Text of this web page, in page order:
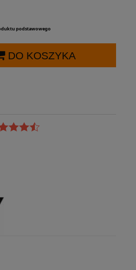
podstawowego
DO KOSZYKA